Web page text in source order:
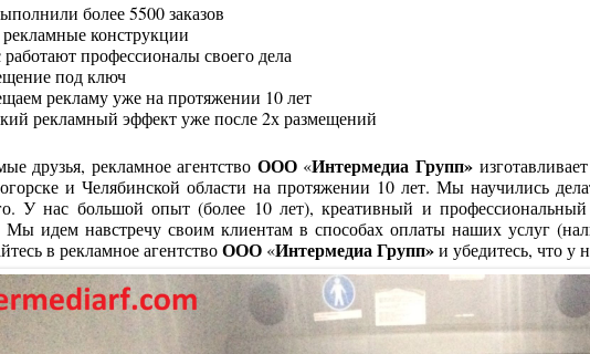
более 5500 заказов
конструкции
профессионалы своего дела
под ключ
рекламу уже на протяжении 10 лет
рекламный эффект уже после 2х размещений
друзья, рекламное агентство ООО«Интермедиа Групп»
и Челябинской области на протяжении 10 лет. Мы научились
У нас большой опыт (более 10 лет), креативный и
Мы идем навстречу своим клиентам в способах оплаты наших услуг
в рекламное агентствоООО«Интермедиа Групп»и убедитесь, что у